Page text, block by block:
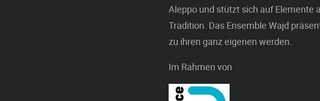
Aleppo und stützt sich auf Elemente
Tradition. Das Ensemble Wajd
zu ihren ganz eigenen werden.
Im Rahmen von